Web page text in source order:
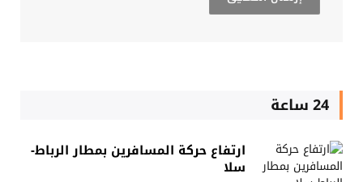
24 ساعة
ارتفاع حركة المسافرين بمطار الرباط-
سلا